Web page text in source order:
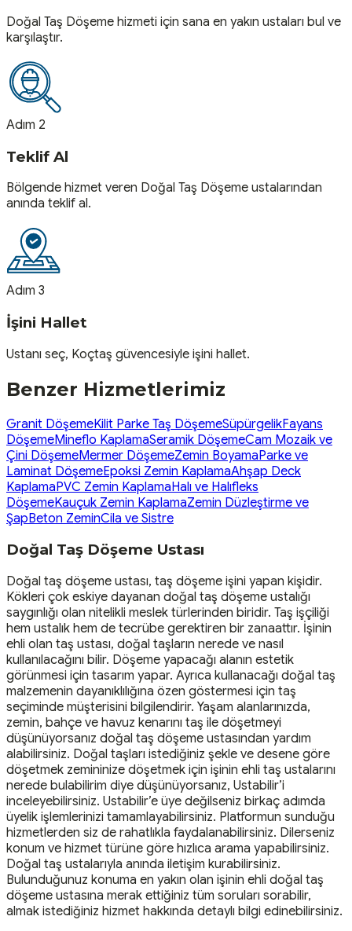
Doğal Taş Döşeme hizmeti için sana en yakın ustaları bul ve
karşılaştır.
Adım 2
Teklif Al
Bölgende hizmet veren Doğal Taş Döşeme ustalarından
anında teklif al.
Adım 3
İşini Hallet
Ustanı seç, Koçtaş güvencesiyle işini hallet.
Benzer Hizmetlerimiz
Granit DöşemeKilit Parke Taş DöşemeSüpürgelikFayans
DöşemeMineflo KaplamaSeramik DöşemeCam Mozaik ve
Çini DöşemeMermer DöşemeZemin BoyamaParke ve
Laminat DöşemeEpoksi Zemin KaplamaAhşap Deck
KaplamaPVC Zemin KaplamaHalı ve Halıfleks
DöşemeKauçuk Zemin KaplamaZemin Düzleştirme ve
ŞapBeton ZeminCila ve Sistre
Doğal Taş Döşeme Ustası
Doğal taş döşeme ustası, taş döşeme işini yapan kişidir.
Kökleri çok eskiye dayanan doğal taş döşeme ustalığı
saygınlığı olan nitelikli meslek türlerinden biridir. Taş işçiliği
hem ustalık hem de tecrübe gerektiren bir zanaattır. İşinin
ehli olan taş ustası, doğal taşların nerede ve nasıl
kullanılacağını bilir. Döşeme yapacağı alanın estetik
görünmesi için tasarım yapar. Ayrıca kullanacağı doğal taş
malzemenin dayanıklılığına özen göstermesi için taş
seçiminde müşterisini bilgilendirir. Yaşam alanlarınızda,
zemin, bahçe ve havuz kenarını taş ile döşetmeyi
düşünüyorsanız doğal taş döşeme ustasından yardım
alabilirsiniz. Doğal taşları istediğiniz şekle ve desene göre
döşetmek zemininize döşetmek için işinin ehli taş ustalarını
nerede bulabilirim diye düşünüyorsanız, Ustabilir’i
inceleyebilirsiniz. Ustabilir’e üye değilseniz birkaç adımda
üyelik işlemlerinizi tamamlayabilirsiniz. Platformun sunduğu
hizmetlerden siz de rahatlıkla faydalanabilirsiniz. Dilerseniz
konum ve hizmet türüne göre hızlıca arama yapabilirsiniz.
Doğal taş ustalarıyla anında iletişim kurabilirsiniz.
Bulunduğunuz konuma en yakın olan işinin ehli doğal taş
döşeme ustasına merak ettiğiniz tüm soruları sorabilir,
almak istediğiniz hizmet hakkında detaylı bilgi edinebilirsiniz.